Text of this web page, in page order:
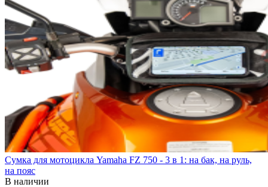
Сумка для мотоцикла Yamaha FZ 750 - 3 в 1: на бак, на руль,
на пояс
В наличии